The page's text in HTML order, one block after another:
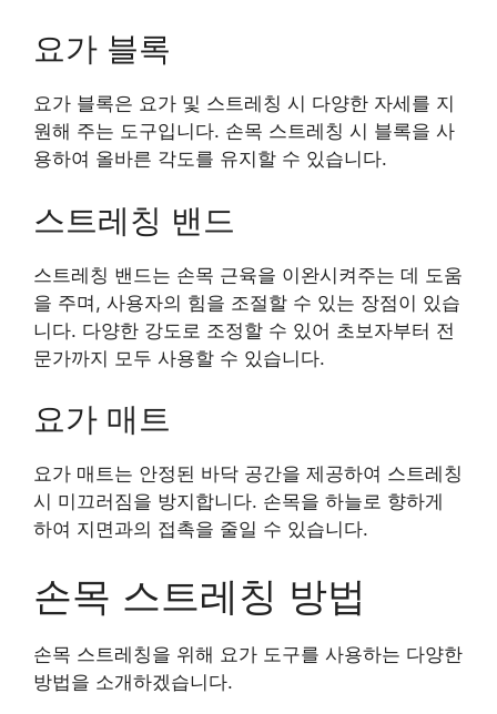
요가 블록
요가 블록은 요가 및 스트레칭 시 다양한 자세를 지
원해 주는 도구입니다. 손목 스트레칭 시 블록을 사
용하여 올바른 각도를 유지할 수 있습니다.
스트레칭 밴드
스트레칭 밴드는 손목 근육을 이완시켜주는 데 도움
을 주며, 사용자의 힘을 조절할 수 있는 장점이 있습
니다. 다양한 강도로 조정할 수 있어 초보자부터 전
문가까지 모두 사용할 수 있습니다.
요가 매트
요가 매트는 안정된 바닥 공간을 제공하여 스트레칭
시 미끄러짐을 방지합니다. 손목을 하늘로 향하게
하여 지면과의 접촉을 줄일 수 있습니다.
손목 스트레칭 방법
손목 스트레칭을 위해 요가 도구를 사용하는 다양한
방법을 소개하겠습니다.